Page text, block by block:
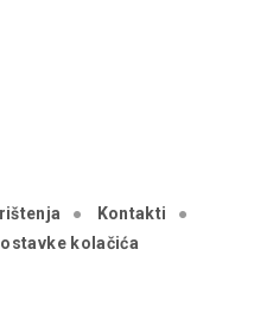
Kontakti
kolačića